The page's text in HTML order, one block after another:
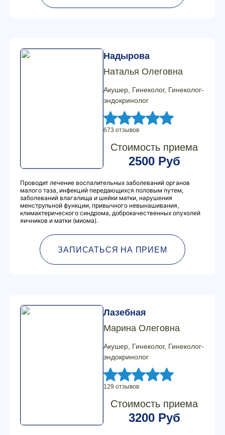
Надырова
Наталья Олеговна
Акушер, Гинеколог, Гинеколог-
эндокринолог
673 отзывов
Стоимость приема
2500 Руб
Проводит лечение воспалительных заболеваний органов
малого таза, инфекций передающихся половым путем,
заболеваний влагалища и шейки матки, нарушения
менструльной функции, привычного невынашивания,
климактерического синдрома, доброкачественных опухолей
яичников и матки (миома).
ЗАПИСАТЬСЯ НА ПРИЕМ
Лазебная
Марина Олеговна
Акушер, Гинеколог, Гинеколог-
эндокринолог
129 отзывов
Стоимость приема
3200 Руб